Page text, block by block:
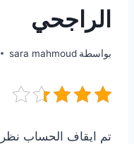
الراجحي
بواسطة sara mahmoud
تم ايقاف الحساب نظرا